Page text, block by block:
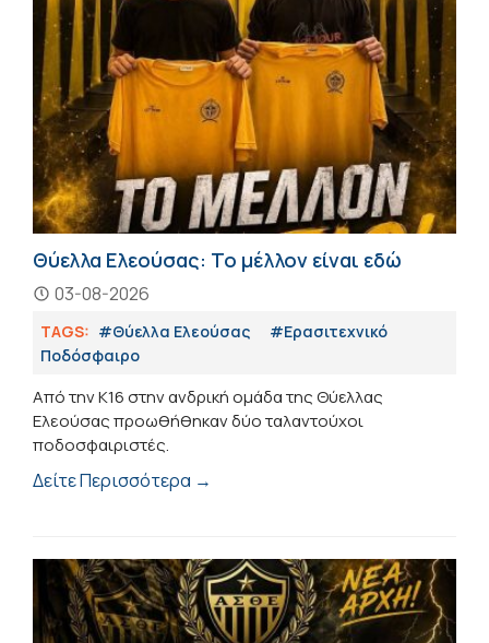
Θύελλα Ελεούσας: Το μέλλον είναι εδώ
03-08-2026
TAGS: #Θύελλα Ελεούσας
#Eρασιτεχνικό
Ποδόσφαιρο
Από την Κ16 στην ανδρική ομάδα της Θύελλας
Ελεούσας προωθήθηκαν δύο ταλαντούχοι
ποδοσφαιριστές.
Δείτε Περισσότερα →